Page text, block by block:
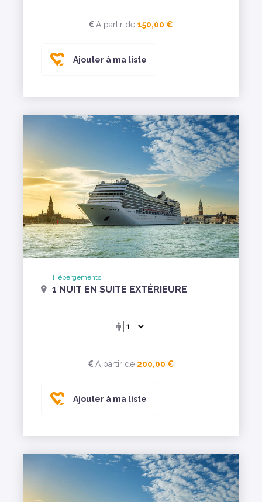
A partir de 150,00 €
Ajouter à ma liste
Hébergements
1 NUIT EN SUITE EXTÉRIEURE
A partir de 200,00 €
Ajouter à ma liste